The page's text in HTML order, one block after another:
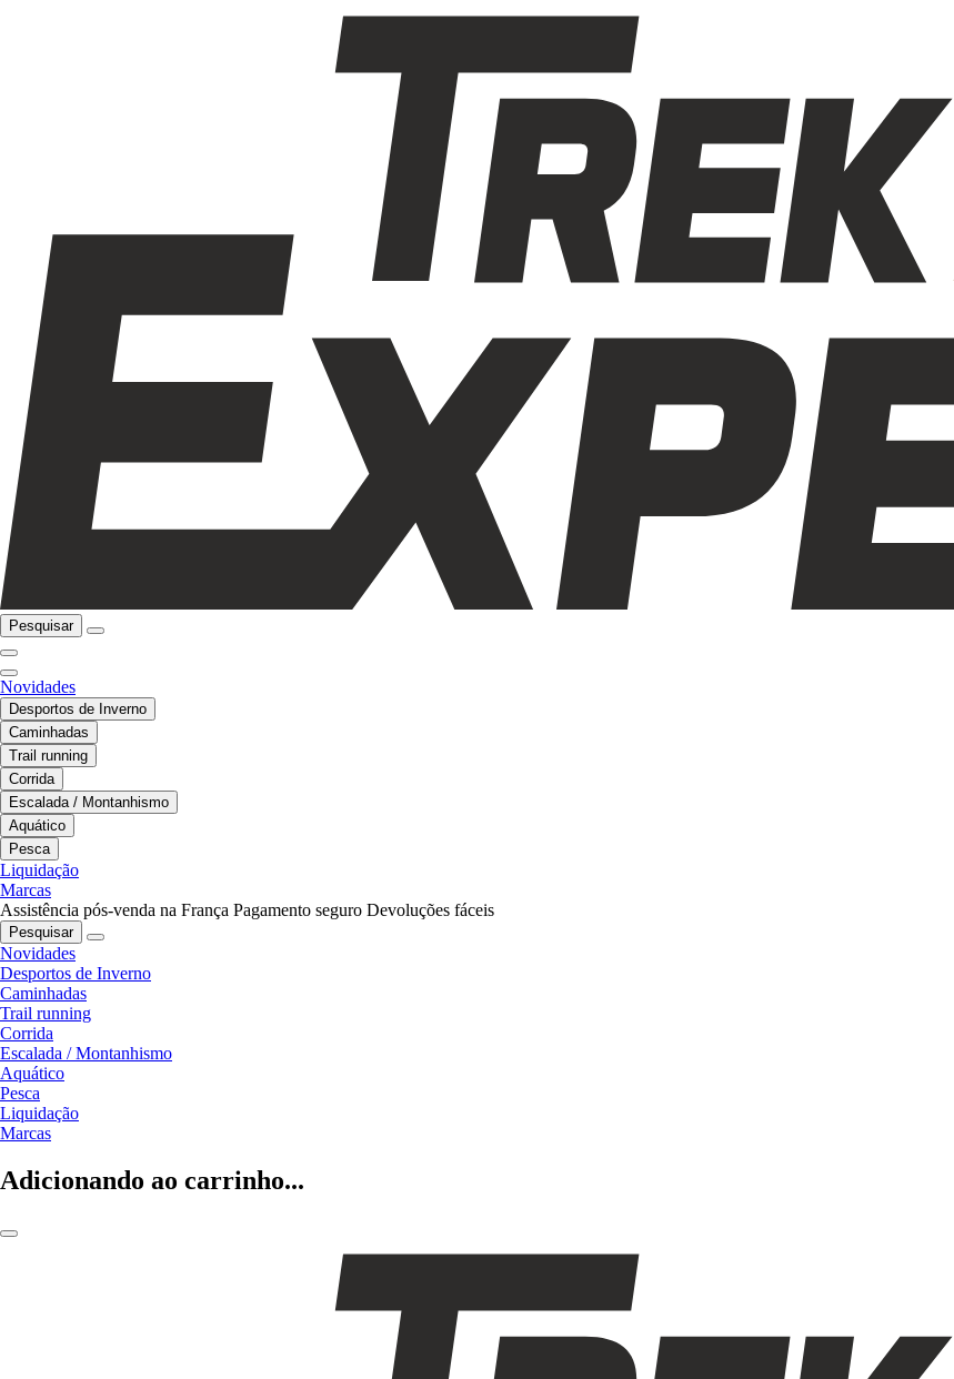
Pesquisar
Novidades
Desportos de Inverno
Caminhadas
Trail running
Corrida
Escalada / Montanhismo
Aquático
Pesca
Liquidação
Marcas
Assistência pós-venda na França Pagamento seguro Devoluções fáceis
Pesquisar
Novidades
Desportos de Inverno
Caminhadas
Trail running
Corrida
Escalada / Montanhismo
Aquático
Pesca
Liquidação
Marcas
Adicionando ao carrinho...